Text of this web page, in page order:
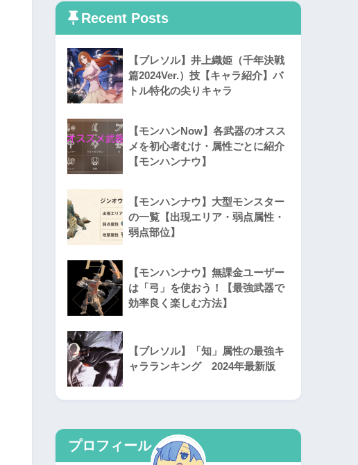
Recent Posts
【ブレソル】井上織姫（千年決戦
篇2024Ver.）技【キャラ紹介】バ
トル特化の尖りキャラ
【モンハンNow】各武器のオスス
メを初心者むけ・属性ごとに紹介
【モンハンナウ】
【モンハンナウ】大型モンスター
の一覧【出現エリア・弱点属性・
弱点部位】
【モンハンナウ】無課金ユーザー
は「弓」を使おう！【最強武器で
効率良く楽しむ方法】
【ブレソル】「知」属性の最強キ
ャラランキング 2024年最新版
プロフィール